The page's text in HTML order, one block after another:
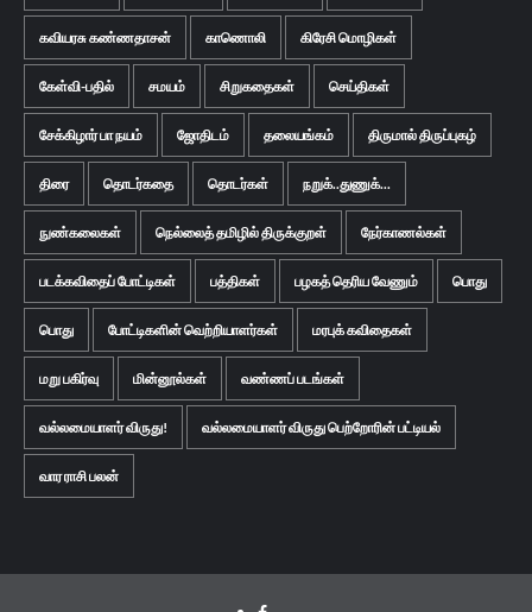
கவியரசு கண்ணதாசன் காணொலி கிரேசி மொழிகள்
கேள்வி-பதில் சமயம் சிறுகதைகள் செய்திகள்
சேக்கிழார் பா நயம் ஜோதிடம் தலையங்கம் திருமால் திருப்புகழ்
திரை தொடர்கதை தொடர்கள் நறுக்..துணுக்...
நுண்கலைகள் நெல்லைத் தமிழில் திருக்குறள் நேர்காணல்கள்
படக்கவிதைப் போட்டிகள் பத்திகள் பழகத் தெரிய வேணும் பொது
பொது போட்டிகளின் வெற்றியாளர்கள் மரபுக் கவிதைகள்
மறு பகிர்வு மின்னூல்கள் வண்ணப் படங்கள்
வல்லமையாளர் விருது! வல்லமையாளர் விருது பெற்றோரின் பட்டியல்
வார ராசி பலன்